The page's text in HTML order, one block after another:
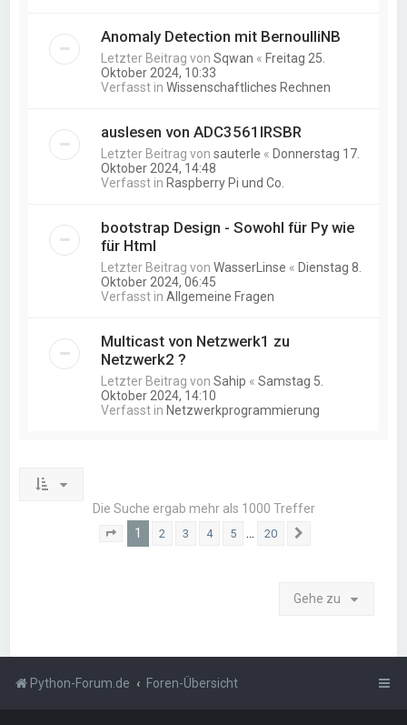
Anomaly Detection mit BernoulliNB
Letzter Beitrag vonSqwan « Freitag 25.
Oktober 2024, 10:33
Verfasst inWissenschaftliches Rechnen
auslesen von ADC3561IRSBR
Letzter Beitrag vonsauterle « Donnerstag 17.
Oktober 2024, 14:48
Verfasst in Raspberry Pi und Co.
bootstrap Design - Sowohl für Py wie
für Html
Letzter Beitrag vonWasserLinse « Dienstag 8.
Oktober 2024, 06:45
Verfasst inAllgemeine Fragen
Multicast von Netzwerk1 zu
Netzwerk2 ?
Letzter Beitrag vonSahip «Samstag 5.
Oktober 2024, 14:10
Verfasst in Netzwerkprogrammierung
Die Suche ergab mehr als 1000 Treffer
Seite von 20
1 2 3 4 5 … 20
Gehe zu
Python-Forum.de Foren-Übersicht